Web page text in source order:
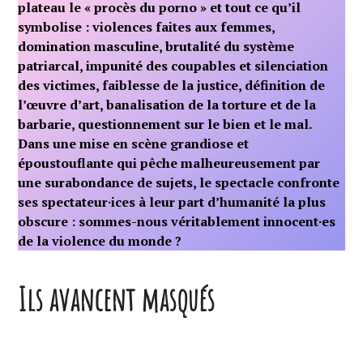
plateau le « procès du porno » et tout ce qu’il
symbolise : violences faites aux femmes,
domination masculine, brutalité du système
patriarcal, impunité des coupables et silenciation
des victimes, faiblesse de la justice, définition de
l’œuvre d’art, banalisation de la torture et de la
barbarie, questionnement sur le bien et le mal.
Dans une mise en scène grandiose et
époustouflante qui pêche malheureusement par
une surabondance de sujets, le spectacle confronte
ses spectateur·ices à leur part d’humanité la plus
obscure : sommes-nous véritablement innocent·es
de la violence du monde ?
Ils avancent masqués